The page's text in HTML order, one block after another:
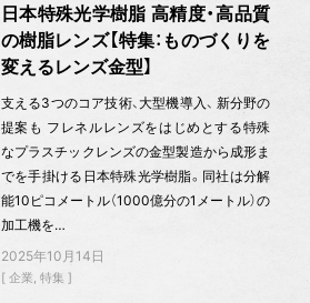
日本特殊光学樹脂 高精度・高品質
の樹脂レンズ【特集：ものづくりを
変えるレンズ金型】
支える3つのコア技術、大型機導入、 新分野の
提案も フレネルレンズをはじめとする特殊
なプラスチックレンズの金型製造から成形ま
でを手掛ける日本特殊光学樹脂。同社は分解
能10ピコメートル（1000億分の1メートル）の
加工機を…
2025年10月14日
企業 特集